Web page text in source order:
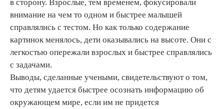
в сторону. Взрослые, тем временем, фокусировали
внимание на чем то одном и быстрее малышей
справлялись с тестом. Но как только содержание
картинок менялось, дети оказывались на высоте. Они с
легкостью опережали взрослых и быстрее справлялись
с задачами.
Выводы, сделанные учеными, свидетельствуют о том,
что детям удается быстрее осознать информацию об
окружающем мире, если им не придется